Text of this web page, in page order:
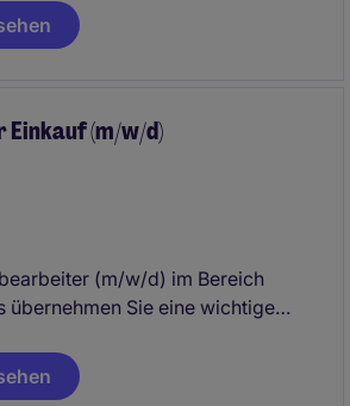
arbeiten Sie eng mit
zusammen, um einen
(m/w/d)
(m/w/d) im Bereich
übernehmen Sie eine wichtige
Ihre Aufgaben umfassen
des Einkaufs sowie die